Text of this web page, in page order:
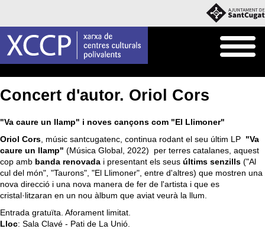
Concert d'autor. Oriol Cors
"Va caure un llamp" i noves cançons com "El Llimoner"
Oriol Cors, músic santcugatenc, continua rodant el seu últim LP "Va
caure un llamp" (Música Global, 2022) per terres catalanes, aquest
cop amb banda renovada i presentant els seus últims senzills ("Al
cul del món", "Taurons", "El Llimoner", entre d'altres) que mostren una
nova direcció i una nova manera de fer de l'artista i que es
cristal·litzaran en un nou àlbum que aviat veurà la llum.
Entrada gratuïta. Aforament limitat.
Lloc: Sala Clavé - Pati de La Unió.